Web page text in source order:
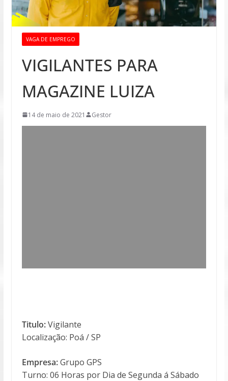
VAGA DE EMPREGO
VIGILANTES PARA
MAGAZINE LUIZA
14 de maio de 2021 Gestor
Titulo:Vigilante
Localização: Poá / SP
Empresa:Grupo GPS
Turno: 06 Horas por Dia de Segunda á Sábado